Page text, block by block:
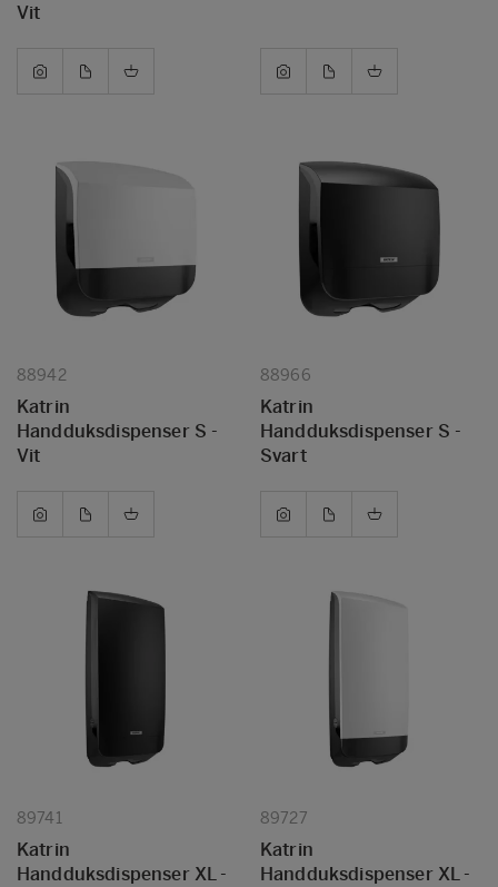
Vit
88942
Katrin
Handduksdispenser S -
Vit
88966
Katrin
Handduksdispenser S -
Svart
89741
Katrin
Handduksdispenser XL -
89727
Katrin
Handduksdispenser XL -